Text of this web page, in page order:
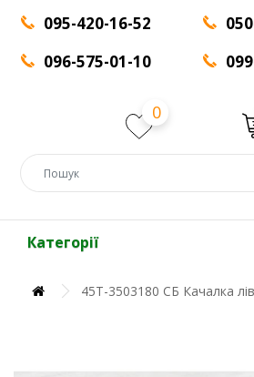
095-420-16-52
096-575-01-10
0
Категорії
45Т-3503180 СБ Качалка